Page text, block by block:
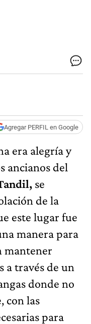
Agregar PERFIL en Google
era alegría y
ancianos del
se
de la
este lugar fue
manera para
mantener
a través de un
donde no
con las
para